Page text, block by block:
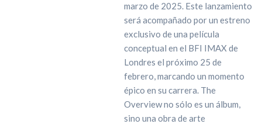
marzo de 2025. Este lanzamiento
será acompañado por un estreno
exclusivo de una película
conceptual en el BFI IMAX de
Londres el próximo 25 de
febrero, marcando un momento
épico en su carrera. The
Overview no sólo es un álbum,
sino una obra de arte